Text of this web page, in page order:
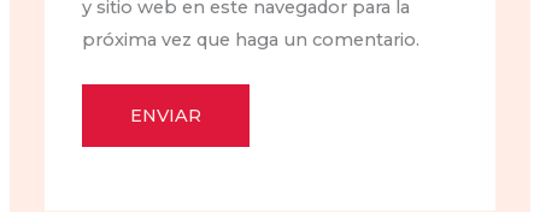
y sitio web en este navegador para la
próxima vez que haga un comentario.